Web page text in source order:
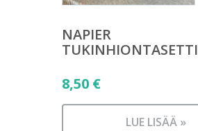
NAPIER
TUKINHIONTASETTI
8,50 €
LUE LISÄÄ »